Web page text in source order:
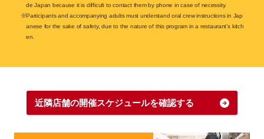
de Japan because it is difficult to contact them by phone in case of necessity.
※Participants and accompanying adults must understand oral crew instructions in Jap
anese for the sake of safety, due to the nature of this program in a restaurant’s kitch
en.
近隣店舗の開催スケジュールを確認する